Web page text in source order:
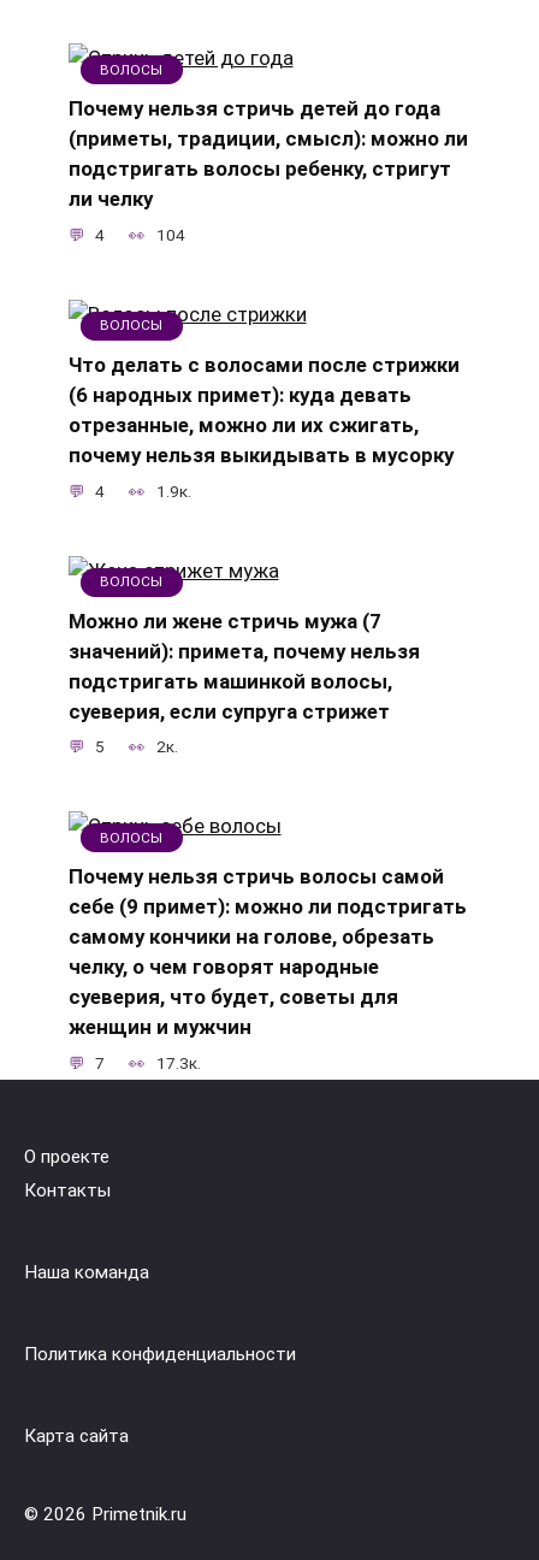
ВОЛОСЫ
Почему нельзя стричь детей до года
(приметы, традиции, смысл): можно ли
подстригать волосы ребенку, стригут
ли челку
4 104
ВОЛОСЫ
Что делать с волосами после стрижки
(6 народных примет): куда девать
отрезанные, можно ли их сжигать,
почему нельзя выкидывать в мусорку
4 1.9к.
ВОЛОСЫ
Можно ли жене стричь мужа (7
значений): примета, почему нельзя
подстригать машинкой волосы,
суеверия, если супруга стрижет
5 2к.
ВОЛОСЫ
Почему нельзя стричь волосы самой
себе (9 примет): можно ли подстригать
самому кончики на голове, обрезать
челку, о чем говорят народные
суеверия, что будет, советы для
женщин и мужчин
7 17.3к.
О проекте
Контакты
Наша команда
Политика конфиденциальности
Карта сайта
© 2026 Primetnik.ru